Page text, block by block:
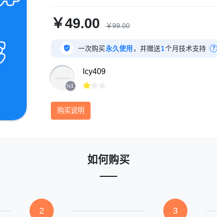
￥49.00 ￥99.00
 一次购买永久使用 ，并赠送1个月技术支持 ?
lv1
lcy409

购买说明
如何购买
2 3